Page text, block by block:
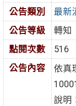
公告類別
最新
公告等級
轉知
點閱次數
516
公告內容
依真
說明